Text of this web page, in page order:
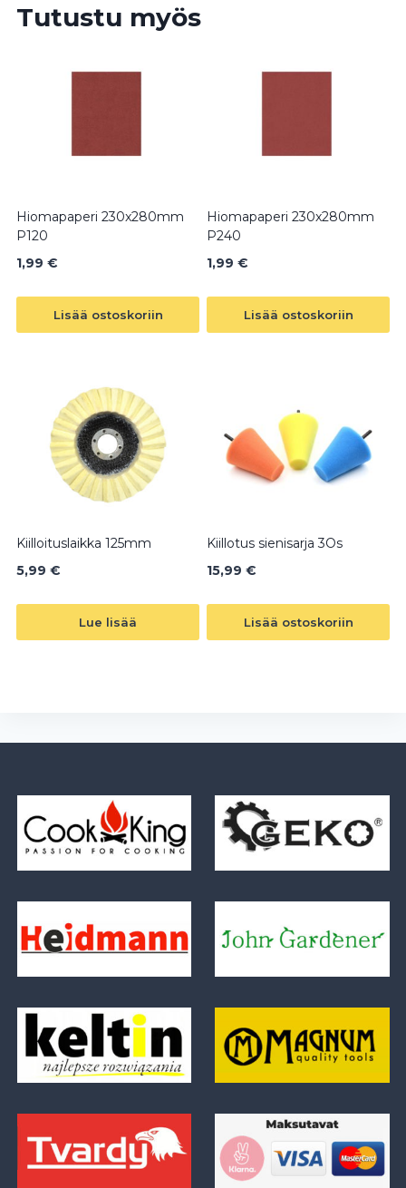
Tutustu myös
Hiomapaperi 230x280mm
P120
1,99 €
Lisää ostoskoriin
Hiomapaperi 230x280mm
P240
1,99 €
Lisää ostoskoriin
Kiilloituslaikka 125mm
5,99 €
Lue lisää
Kiillotus sienisarja 3Os
15,99 €
Lisää ostoskoriin